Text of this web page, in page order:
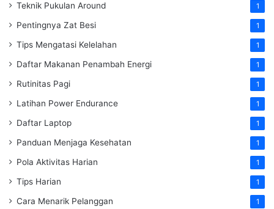
Teknik Pukulan Around 1
Pentingnya Zat Besi 1
Tips Mengatasi Kelelahan 1
Daftar Makanan Penambah Energi 1
Rutinitas Pagi 1
Latihan Power Endurance 1
Daftar Laptop 1
Panduan Menjaga Kesehatan 1
Pola Aktivitas Harian 1
Tips Harian 1
Cara Menarik Pelanggan 1